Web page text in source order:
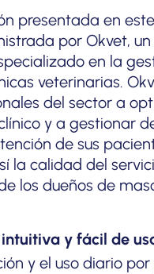
presentada en
por Okvet,
en la
veterinarias.
del sector a
y a gestionar
de sus
la calidad del
los dueños de
y fácil de
y el uso diario